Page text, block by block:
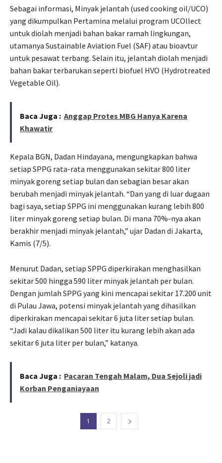
Sebagai informasi, Minyak jelantah (used cooking oil/UCO)
yang dikumpulkan Pertamina melalui program UCOllect
untuk diolah menjadi bahan bakar ramah lingkungan,
utamanya Sustainable Aviation Fuel (SAF) atau bioavtur
untuk pesawat terbang. Selain itu, jelantah diolah menjadi
bahan bakar terbarukan seperti biofuel HVO (Hydrotreated
Vegetable Oil).
Baca Juga : Anggap Protes MBG Hanya Karena
Khawatir
Kepala BGN, Dadan Hindayana, mengungkapkan bahwa
setiap SPPG rata-rata menggunakan sekitar 800 liter
minyak goreng setiap bulan dan sebagian besar akan
berubah menjadi minyak jelantah. “Dan yang di luar dugaan
bagi saya, setiap SPPG ini menggunakan kurang lebih 800
liter minyak goreng setiap bulan. Di mana 70%-nya akan
berakhir menjadi minyak jelantah,” ujar Dadan di Jakarta,
Kamis (7/5).
Menurut Dadan, setiap SPPG diperkirakan menghasilkan
sekitar 500 hingga 590 liter minyak jelantah per bulan.
Dengan jumlah SPPG yang kini mencapai sekitar 17.200 unit
di Pulau Jawa, potensi minyak jelantah yang dihasilkan
diperkirakan mencapai sekitar 6 juta liter setiap bulan.
“Jadi kalau dikalikan 500 liter itu kurang lebih akan ada
sekitar 6 juta liter per bulan,” katanya.
Baca Juga : Pacaran Tengah Malam, Dua Sejoli jadi
Korban Penganiayaan
1 2